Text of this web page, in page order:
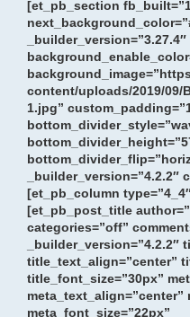
[et_pb_section
_builder_version=”3.27.4″
content/uploads/2019/09/
1.jpg”
[et_pb_column
[et_pb_post_title
categories=”off”
title_text_align=”center”
title_font_size=”30px”
meta_font_size=”22px”